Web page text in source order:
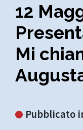
12
Mi
Pubblicato